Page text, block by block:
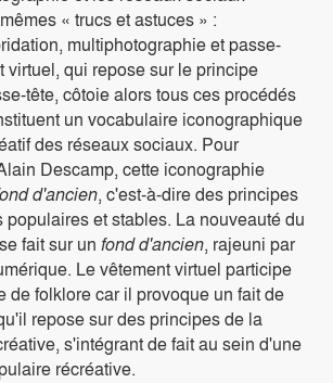
« trucs et astuces » :
multiphotographie et passe-
virtuel, qui repose sur le principe
tête, côtoie alors tous ces procédés
un vocabulaire iconographique
des réseaux sociaux. Pour
Descamp, cette iconographie
d'ancien, c'est-à-dire des principes
populaires et stables. La nouveauté du
fait sur un fond d'ancien, rajeuni par
Le vêtement virtuel participe
de folklore car il provoque un fait de
repose sur des principes de la
s'intégrant de fait au sein d'une
récréative.